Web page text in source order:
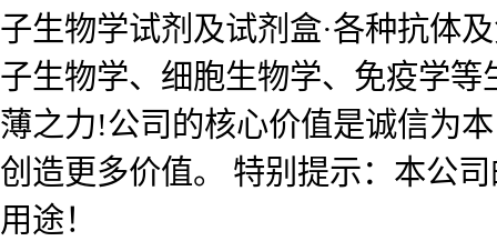
子生物学试剂及试剂盒·各种抗体
子生物学、细胞生物学、免疫学
薄之力!公司的核心价值是诚信为
创造更多价值。 特别提示：本公
用途！